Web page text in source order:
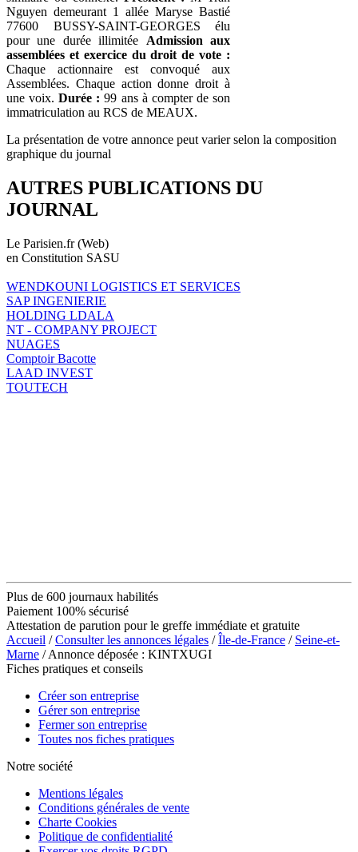
Nguyen demeurant 1 allée Maryse Bastié
77600 BUSSY-SAINT-GEORGES élu
pour une durée illimitée Admission aux
assemblées et exercice du droit de vote :
Chaque actionnaire est convoqué aux
Assemblées. Chaque action donne droit à
une voix.Durée : 99 ans à compter de son
immatriculation au RCS de MEAUX.
La présentation de votre annonce peut varier selon la composition
graphique du journal
AUTRES PUBLICATIONS DU
JOURNAL
Le Parisien.fr (Web)
en Constitution SASU
WENDKOUNI LOGISTICS ET SERVICES
SAP INGENIERIE
HOLDING LDALA
NT - COMPANY PROJECT
NUAGES
Comptoir Bacotte
LAAD INVEST
TOUTECH
Plus de 600 journaux habilités
Paiement 100% sécurisé
Attestation de parution pour le greffe immédiate et gratuite
Accueil /Consulter les annonces légales /Île-de-France / Seine-et-
Marne / Annonce déposée : KINTXUGI
Fiches pratiques et conseils
Créer son entreprise
Gérer son entreprise
Fermer son entreprise
Toutes nos fiches pratiques
Notre société
Mentions légales
Conditions générales de vente
Charte Cookies
Politique de confidentialité